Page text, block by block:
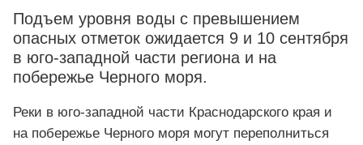
Подъем уровня воды с превышением
опасных отметок ожидается 9 и 10 сентября
в юго-западной части региона и на
побережье Черного моря.
Реки в юго-западной части Краснодарского края и
на побережье Черного моря могут переполниться